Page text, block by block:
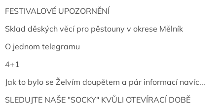
FESTIVALOVÉ UPOZORNĚNÍ
Sklad děských věcí pro pěstouny v okrese Mělník
O jednom telegramu
4+1
Jak to bylo se Želvím doupětem a pár informací navíc...
SLEDUJTE NAŠE "SOCKY" KVŮLI OTEVÍRACÍ DOBĚ